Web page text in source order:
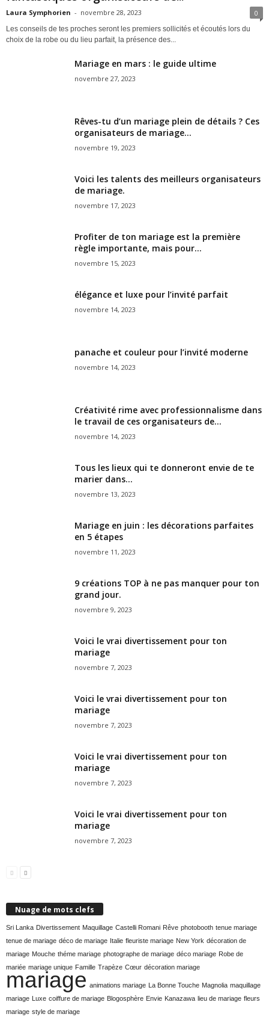
Laura Symphorien - novembre 28, 2023 0
Les conseils de tes proches seront les premiers sollicités et écoutés lors du
choix de la robe ou du lieu parfait, la présence des...
Mariage en mars : le guide ultime
novembre 27, 2023
Rêves-tu d’un mariage plein de détails ? Ces
organisateurs de mariage...
novembre 19, 2023
Voici les talents des meilleurs organisateurs
de mariage.
novembre 17, 2023
Profiter de ton mariage est la première
règle importante, mais pour...
novembre 15, 2023
élégance et luxe pour l’invité parfait
novembre 14, 2023
panache et couleur pour l’invité moderne
novembre 14, 2023
Créativité rime avec professionnalisme dans
le travail de ces organisateurs de...
novembre 14, 2023
Tous les lieux qui te donneront envie de te
marier dans...
novembre 13, 2023
Mariage en juin : les décorations parfaites
en 5 étapes
novembre 11, 2023
9 créations TOP à ne pas manquer pour ton
grand jour.
novembre 9, 2023
Voici le vrai divertissement pour ton
mariage
novembre 7, 2023
Voici le vrai divertissement pour ton
mariage
novembre 7, 2023
Voici le vrai divertissement pour ton
mariage
novembre 7, 2023
Voici le vrai divertissement pour ton
mariage
novembre 7, 2023
Nuage de mots clefs
Sri Lanka Divertissement Maquillage Castelli Romani Rêve photobooth tenue mariage
tenue de mariage déco de mariage Italie fleuriste mariage New York décoration de
mariage Mouche théme mariage photographe de mariage déco mariage Robe de
mariée mariage unique Famille Trapèze Cœur décoration mariage
mariage animations mariage La Bonne Touche Magnolia maquillage
mariage Luxe coiffure de mariage Blogosphère Envie Kanazawa lieu de mariage fleurs
mariage style de mariage